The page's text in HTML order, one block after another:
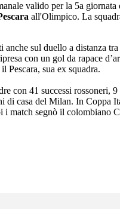
valido per la 5a giornata
all'Olimpico. La
sul duello a distanza
con un gol da rapace
Pescara, sua ex squadra.
con 41 successi
di casa del Milan. In Coppa
match segnò il colombiano